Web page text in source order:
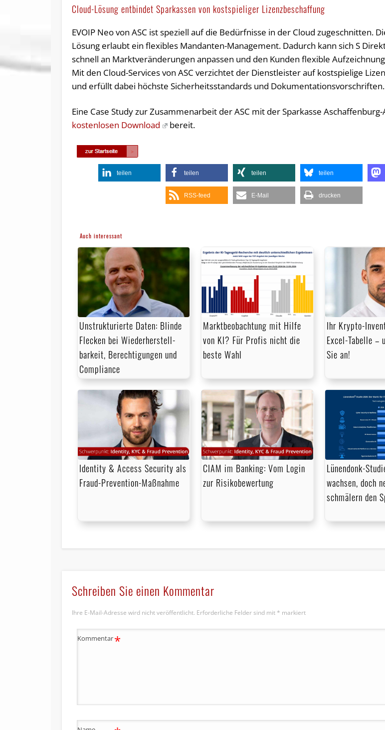
Cloud-Lösung entbindet Sparkassen von kostspieliger Lizenzbeschaffung
EVOIP Neo von ASC ist speziell auf die Bedürfnisse in der Cloud zugeschnitten.
Lösung erlaubt ein flexibles Mandanten-Management. Dadurch kann sich S
schnell an Marktveränderungen anpassen und den Kunden flexible
Mit den Cloud-Services von ASC verzichtet der Dienstleister auf kostspielige
und erfüllt dabei höchste Sicherheitsstandards und Dokumentationsvorschriften.
Eine Case Study zur Zusammenarbeit der ASC mit der Sparkasse
kostenlosen Download
bereit.
teilen teilen teilen teilen
RSS-feed E-Mail drucken
Auch interessant
Unstrukturierte Daten: Blinde
Flecken bei Wieder­herstell­
barkeit, Berechtigungen und
Compliance
Marktbeobachtung mit Hilfe
von KI? Für Profis nicht die
beste Wahl
Ihr Krypto-
Excel-Tabelle –
Sie an!
Identity & Access Security als
Fraud-Prevention-Maßnahme
CIAM im Banking: Vom Login
zur Risikobewertung
Lünendonk-
wachsen, doch
schmälern den
Schreiben Sie einen Kommentar
Ihre E-Mail-Adresse wird nicht veröffentlicht. Erforderliche Felder sind mit * markiert
Kommentar*